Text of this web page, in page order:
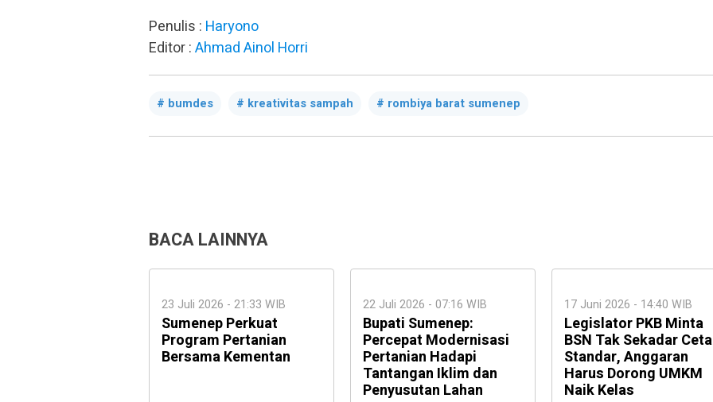
Penulis : Haryono
Editor :Ahmad Ainol Horri
bumdes kreativitas sampah rombiya barat sumenep
BACA LAINNYA
23 Juli 2026 - 21:33 WIB
Sumenep Perkuat
Program Pertanian
Bersama Kementan
22 Juli 2026 - 07:16 WIB
Bupati Sumenep:
Percepat Modernisasi
Pertanian Hadapi
Tantangan Iklim dan
Penyusutan Lahan
17 Juni 2026 - 14:40 WIB
Legislator PKB Minta
BSN Tak Sekadar
Standar, Anggaran
Harus Dorong UMKM
Naik Kelas